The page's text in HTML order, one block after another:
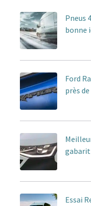
Pneus
bonne
Ford
près
Essai